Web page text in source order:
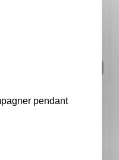
pendant
du Brésil pour la
de desserts